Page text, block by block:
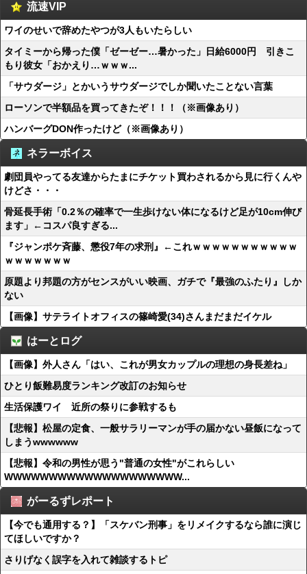
流速VIP
ワイのせいで辞めたやつが3人もいたらしい
タイミーから帰った僕「ゼーゼー…暑かった」日給6000円 引きこ
もり彼女「おかえり…ｗｗｗ...
「サウダージ」とかいうサウダージでしか聞いたことない言葉
ローソンで半額品を買ってきたぞ！！！（※画像あり）
ハンバーグDON作ったけど（※画像あり）
ネラーボイス
劇団員やってる友達からたまにチケット買わされるから見に行くんや
けどさ・・・
骨延長手術「0.2％の確率で一生歩けない体になるけど足が10cm伸び
ます」←コスパ良すぎる...
『ジャンポケ斉藤、懲役7年の求刑』←これｗｗｗｗｗｗｗｗｗｗｗ
ｗｗｗｗｗｗｗ
原題より邦題の方がセンスがいい映画、ガチで『最強のふたり』しか
ない
【画像】サテライトオフィスの篠崎愛(34)さんまだまだイケル
はーとログ
【画像】外人さん「はい、これが男女カップルの理想の身長差ね」
ひとり飯難易度ランキング改訂のお知らせ
生活保護ワイ 近所の祭りに参戦するも
【悲報】松屋の定食、一般サラリーマンが手の届かない昼飯になって
しまうwwwwww
【悲報】令和の男性が思う"普通の女性"がこれらしい
WWWWWWWWWWWWWWWWWWWW...
がーるずレポート
【今でも通用する？】「スケバン刑事」をリメイクするなら誰に演じ
てほしいですか？
さりげなく誤字を入れて雑談するトピ